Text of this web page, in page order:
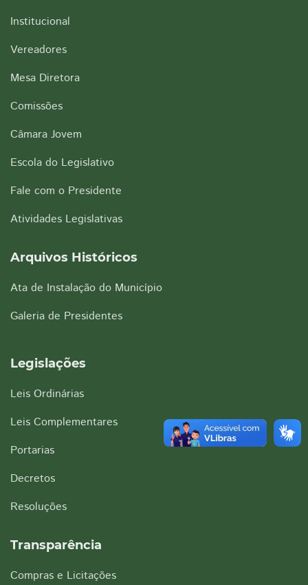
Institucional
Vereadores
Mesa Diretora
Comissões
Câmara Jovem
Escola do Legislativo
Fale com o Presidente
Atividades Legislativas
Arquivos Históricos
Ata de Instalação do Município
Galeria de Presidentes
Legislações
Leis Ordinárias
Leis Complementares
Portarias
Decretos
Resoluções
Transparência
Compras e Licitações